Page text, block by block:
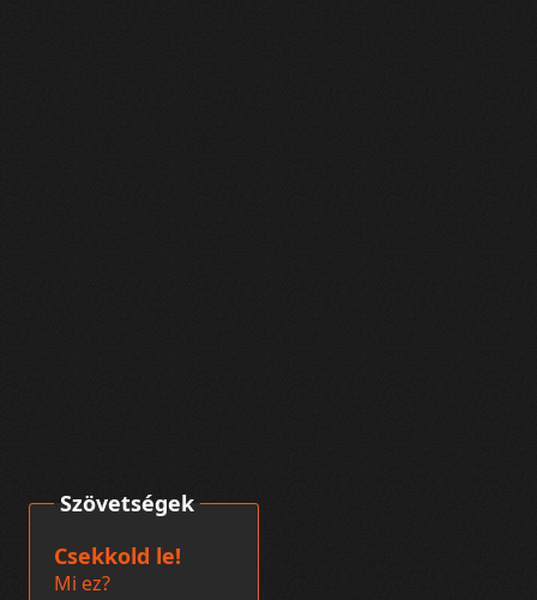
Szövetségek
Csekkold le!
Mi ez?